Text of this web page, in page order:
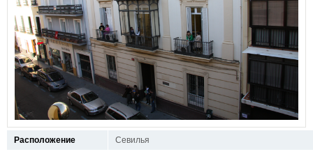
Расположение Севилья